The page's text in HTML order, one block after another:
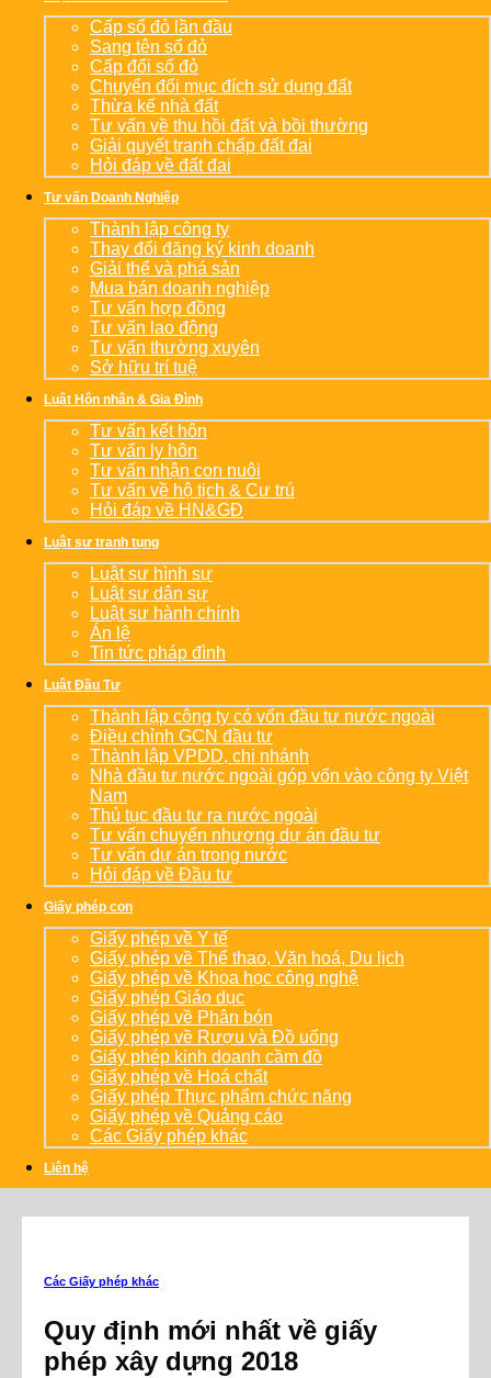
Cấp sổ đỏ lần đầu
Sang tên sổ đỏ
Cấp đổi sổ đỏ
Chuyển đổi mục đích sử dụng đất
Thừa kế nhà đất
Tư vấn về thu hồi đất và bồi thường
Giải quyết tranh chấp đất đai
Hỏi đáp về đất đai
Tư vấn Doanh Nghiệp
Thành lập công ty
Thay đổi đăng ký kinh doanh
Giải thể và phá sản
Mua bán doanh nghiệp
Tư vấn hợp đồng
Tư vấn lao động
Tư vấn thường xuyên
Sở hữu trí tuệ
Luật Hôn nhân & Gia Đình
Tư vấn kết hôn
Tư vấn ly hôn
Tư vấn nhận con nuôi
Tư vấn về hộ tịch & Cư trú
Hỏi đáp về HN&GĐ
Luật sư tranh tụng
Luật sư hình sự
Luật sư dân sự
Luật sư hành chính
Án lệ
Tin tức pháp đình
Luật Đầu Tư
Thành lập công ty có vốn đầu tư nước ngoài
Điều chỉnh GCN đầu tư
Thành lập VPDD, chi nhánh
Nhà đầu tư nước ngoài góp vốn vào công ty Việt
Nam
Thủ tục đầu tư ra nước ngoài
Tư vấn chuyển nhượng dự án đầu tư
Tư vấn dự án trong nước
Hỏi đáp về Đầu tư
Giấy phép con
Giấy phép về Y tế
Giấy phép về Thể thao, Văn hoá, Du lịch
Giấy phép về Khoa học công nghệ
Giấy phép Giáo dục
Giấy phép về Phân bón
Giấy phép về Rượu và Đồ uống
Giấy phép kinh doanh cầm đồ
Giấy phép về Hoá chất
Giấy phép Thực phẩm chức năng
Giấy phép về Quảng cáo
Các Giấy phép khác
Liên hệ
Các Giấy phép khác
Quy định mới nhất về giấy
phép xây dựng 2018